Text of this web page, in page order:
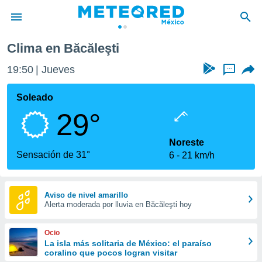
de
ha sido
calidad.
a este
las
y
forma
digital
basada
Clima en Băcăleşti
19:50 Jueves ...
Soleado
29°
Sensación de 31°
Noreste
6
21 km/h
Aviso de nivel amarillo
Alerta moderada por lluvia en Băcăleşti hoy
Ocio
La isla más solitaria de México: el paraíso
coralino que pocos logran visitar